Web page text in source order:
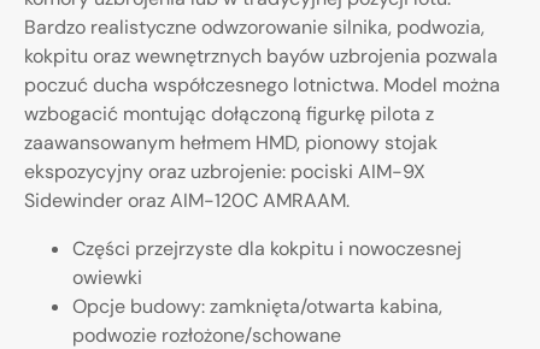
Bardzo realistyczne odwzorowanie silnika, podwozia,
kokpitu oraz wewnętrznych bayów uzbrojenia pozwala
poczuć ducha współczesnego lotnictwa. Model można
wzbogacić montując dołączoną figurkę pilota z
zaawansowanym hełmem HMD, pionowy stojak
ekspozycyjny oraz uzbrojenie: pociski AIM-9X
Sidewinder oraz AIM-120C AMRAAM.
Części przejrzyste dla kokpitu i nowoczesnej
owiewki
Opcje budowy: zamknięta/otwarta kabina,
podwozie rozłożone/schowane